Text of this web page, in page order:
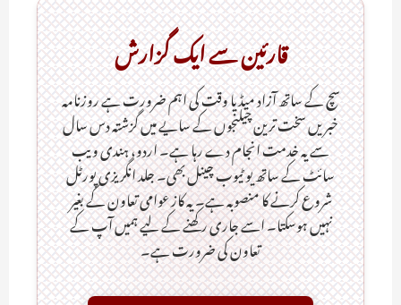
قارئین سے ایک گزارش
سچ کے ساتھ آزاد میڈیا وقت کی اہم ضرورت ہےـ روزنامہ
خبریں سخت ترین چیلنجوں کے سایے میں گزشتہ دس سال
سے یہ خدمت انجام دے رہا ہے۔ اردو، ہندی ویب
سائٹ کے ساتھ یو ٹیوب چینل بھی۔ جلد انگریزی پورٹل
شروع کرنے کا منصوبہ ہے۔ یہ کاز عوامی تعاون کے بغیر
نہیں ہوسکتا۔ اسے جاری رکھنے کے لیے ہمیں آپ کے
تعاون کی ضرورت ہے۔